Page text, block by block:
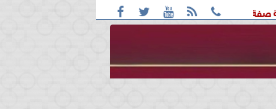
    
واقعة التحرش مزعومة بسبب خلافات على الأجرة